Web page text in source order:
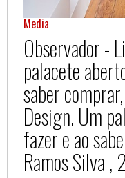
Media
Observador -
palacete
saber
Design. Um
fazer e ao
Ramos Silva